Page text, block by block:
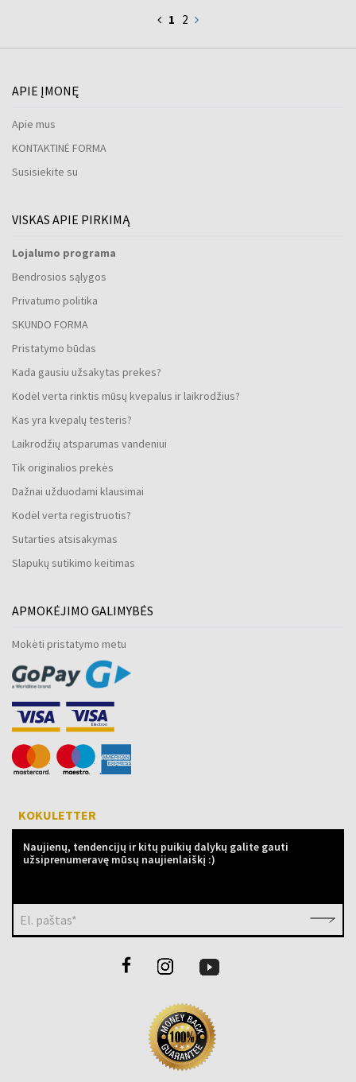
1 2
APIE ĮMONĘ
Apie mus
KONTAKTINĖ FORMA
Susisiekite su
VISKAS APIE PIRKIMĄ
Lojalumo programa
Bendrosios sąlygos
Privatumo politika
SKUNDO FORMA
Pristatymo būdas
Kada gausiu užsakytas prekes?
Kodėl verta rinktis mūsų kvepalus ir laikrodžius?
Kas yra kvepalų testeris?
Laikrodžių atsparumas vandeniui
Tik originalios prekės
Dažnai užduodami klausimai
Kodėl verta registruotis?
Sutarties atsisakymas
Slapukų sutikimo keitimas
APMOKĖJIMO GALIMYBĖS
Mokėti pristatymo metu
KOKULETTER
Naujienų, tendencijų ir kitų puikių dalykų galite gauti
užsiprenumeravę mūsų naujienlaiškį :)
El. paštas*